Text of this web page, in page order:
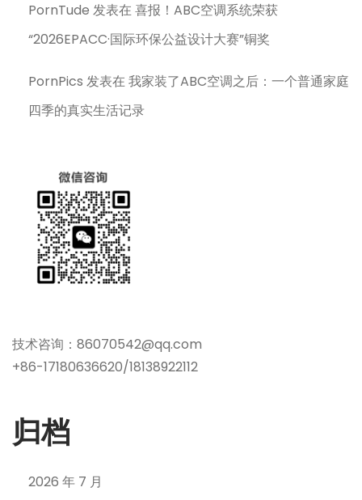
PornTude 发表在喜报！ABC空调系统荣获
“2026EPACC·国际环保公益设计大赛”铜奖
PornPics 发表在我家装了ABC空调之后：一个普通家庭
四季的真实生活记录
技术咨询：86070542@qq.com
+86-17180636620/18138922112
归档
2026 年 7 月